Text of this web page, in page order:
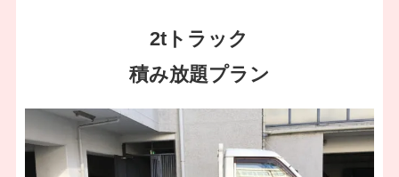
2tトラック
積み放題プラン